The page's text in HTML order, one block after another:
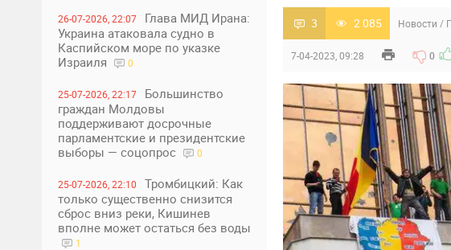
26-07-2026, 22:07
Глава МИД Ирана:
Украина атаковала судно в
Каспийском море по указке
Израиля
0
25-07-2026, 22:17
Большинство
граждан Молдовы
поддерживают досрочные
парламентские и президентские
выборы — соцопрос
0
25-07-2026, 22:10
Тромбицкий: Как
только существенно снизится
сброс вниз реки, Кишинев
вполне может остаться без воды
1
3 2 085 Новости /
7-04-2023, 09:28 0